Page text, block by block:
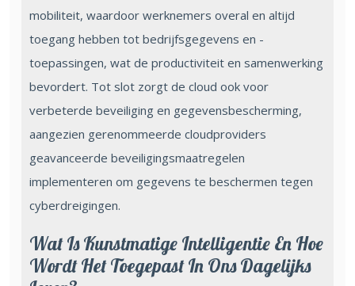
mobiliteit, waardoor werknemers overal en altijd
toegang hebben tot bedrijfsgegevens en -
toepassingen, wat de productiviteit en samenwerking
bevordert. Tot slot zorgt de cloud ook voor
verbeterde beveiliging en gegevensbescherming,
aangezien gerenommeerde cloudproviders
geavanceerde beveiligingsmaatregelen
implementeren om gegevens te beschermen tegen
cyberdreigingen.
Wat Is Kunstmatige Intelligentie En Hoe
Wordt Het Toegepast In Ons Dagelijks